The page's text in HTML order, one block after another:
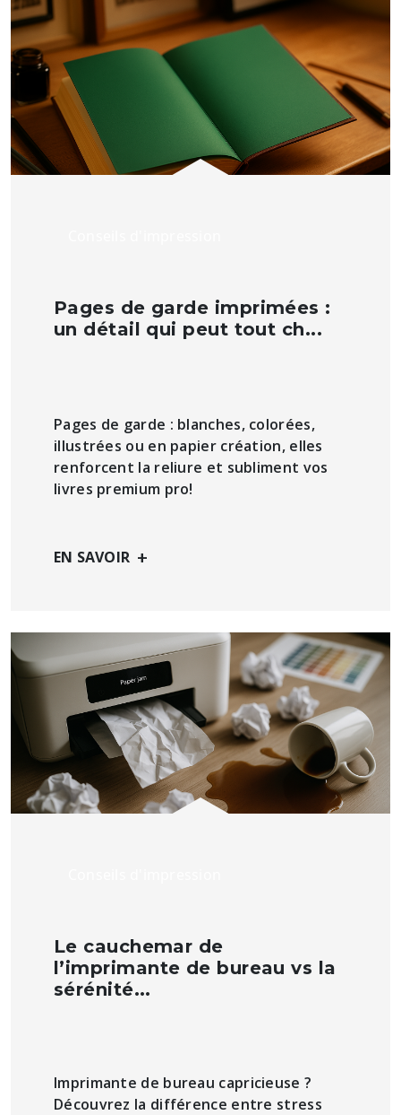
Pages de garde imprimées :
un détail qui peut tout ch...
Pages de garde : blanches, colorées,
illustrées ou en papier création, elles
renforcent la reliure et subliment vos
livres premium pro!
EN SAVOIR +
Le cauchemar de
l’imprimante de bureau vs la
sérénité...
Imprimante de bureau capricieuse ?
Découvrez la différence entre stress